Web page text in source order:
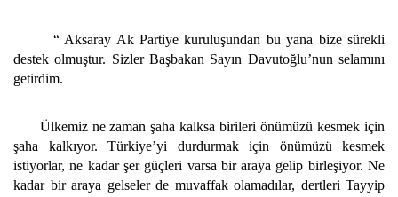
“ Aksaray Ak Partiye kuruluşundan bu yana bize sürekli
destek olmuştur. Sizler Başbakan Sayın Davutoğlu’nun selamını
getirdim.
Ülkemiz ne zaman şaha kalksa birileri önümüzü kesmek için
şaha kalkıyor. Türkiye’yi durdurmak için önümüzü kesmek
istiyorlar, ne kadar şer güçleri varsa bir araya gelip birleşiyor. Ne
kadar bir araya gelseler de muvaffak olamadılar, dertleri Tayyip